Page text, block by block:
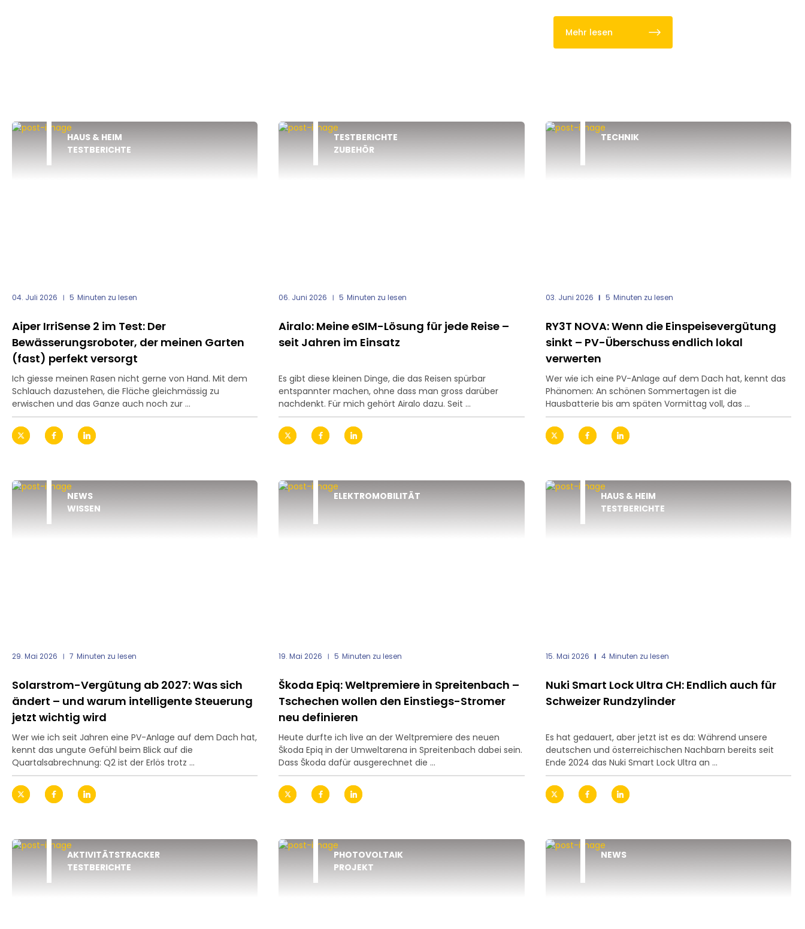
Mehr lesen
HAUS & HEIM
TESTBERICHTE
04. Juli 2026 5 Minuten zu lesen
Aiper IrriSense 2 im Test: Der
Bewässerungsroboter, der meinen Garten
(fast) perfekt versorgt
Ich giesse meinen Rasen nicht gerne von Hand. Mit dem
Schlauch dazustehen, die Fläche gleichmässig zu
erwischen und das Ganze auch noch zur ...
TESTBERICHTE
ZUBEHÖR
06. Juni 2026 5 Minuten zu lesen
Airalo: Meine eSIM-Lösung für jede Reise –
seit Jahren im Einsatz
Es gibt diese kleinen Dinge, die das Reisen spürbar
entspannter machen, ohne dass man gross darüber
nachdenkt. Für mich gehört Airalo dazu. Seit ...
TECHNIK
03. Juni 2026 5 Minuten zu lesen
RY3T NOVA: Wenn die Einspeisevergütung
sinkt – PV-Überschuss endlich lokal
verwerten
Wer wie ich eine PV-Anlage auf dem Dach hat, kennt das
Phänomen: An schönen Sommertagen ist die
Hausbatterie bis am späten Vormittag voll, das ...
NEWS
WISSEN
29. Mai 2026 7 Minuten zu lesen
Solarstrom-Vergütung ab 2027: Was sich
ändert – und warum intelligente Steuerung
jetzt wichtig wird
Wer wie ich seit Jahren eine PV-Anlage auf dem Dach hat,
kennt das ungute Gefühl beim Blick auf die
Quartalsabrechnung: Q2 ist der Erlös trotz ...
ELEKTROMOBILITÄT
19. Mai 2026 5 Minuten zu lesen
Škoda Epiq: Weltpremiere in Spreitenbach –
Tschechen wollen den Einstiegs-Stromer
neu definieren
Heute durfte ich live an der Weltpremiere des neuen
Škoda Epiq in der Umweltarena in Spreitenbach dabei sein.
Dass Škoda dafür ausgerechnet die ...
HAUS & HEIM
TESTBERICHTE
15. Mai 2026 4 Minuten zu lesen
Nuki Smart Lock Ultra CH: Endlich auch für
Schweizer Rundzylinder
Es hat gedauert, aber jetzt ist es da: Während unsere
deutschen und österreichischen Nachbarn bereits seit
Ende 2024 das Nuki Smart Lock Ultra an ...
AKTIVITÄTSTRACKER
TESTBERICHTE
PHOTOVOLTAIK
PROJEKT
NEWS